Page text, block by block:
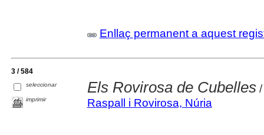
Enllaç permanent a aquest
3 / 584
seleccionar
imprimir
Els Rovirosa de Cubelles/
Raspall i Rovirosa, Núria